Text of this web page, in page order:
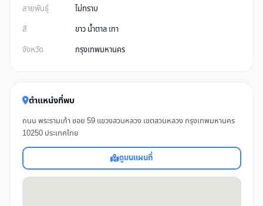
สายพันธุ์
ไม่ทราบ
สี
ขาว น้ำตาล เทา
จังหวัด
กรุงเทพมหานคร
ตำแหน่งที่พบ
ถนน พระรามเก้า ซอย 59 แขวงสวนหลวง เขตสวนหลวง กรุงเทพมหานคร
10250 ประเทศไทย
ดูบนแผนที่